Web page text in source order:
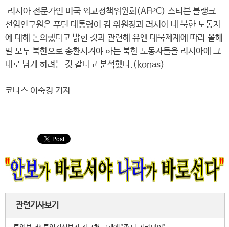
러시아 전문가인 미국 외교정책위원회(AFPC) 스티븐 블랭크
선임연구원은 푸틴 대통령이 김 위원장과 러시아 내 북한 노동자
에 대해 논의했다고 밝힌 것과 관련해 유엔 대북제재에 따라 올해
말 모두 북한으로 송환시켜야 하는 북한 노동자들을 러시아에 그
대로 남게 하려는 것 같다고 분석했다.(konas)
코나스 이숙경 기자
관련기사보기